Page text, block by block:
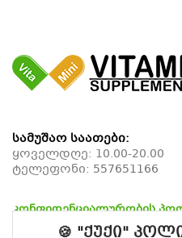
სამუშაო საათები:
ყოველდღე: 10.00-20.00
ტელეფონი: 557651166
კონფიდენციალურობის
დაბრუნების პოლიტიკა
🍪 "ქუქი"